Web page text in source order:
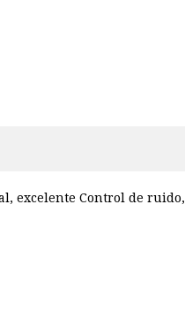
excelente Control de ruido,